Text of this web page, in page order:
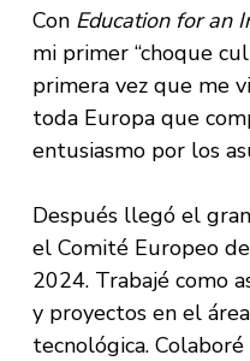
Con Education for an
mi primer “choque
primera vez que me
toda Europa que
entusiasmo por los
Después llegó el
el Comité Europeo
2024. Trabajé como
y proyectos en el
tecnológica.